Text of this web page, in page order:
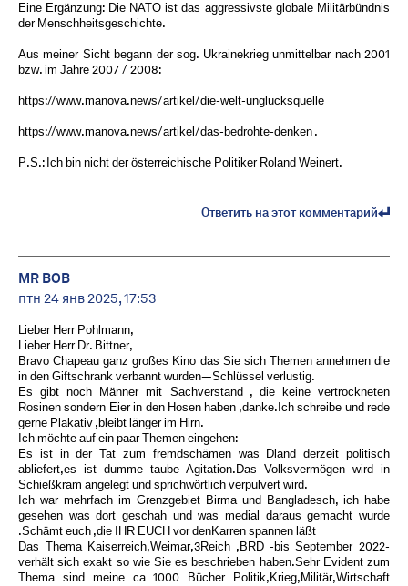
Eine Ergänzung: Die NATO ist das aggressivste globale Militärbündnis
der Menschheitsgeschichte.
Aus meiner Sicht begann der sog. Ukrainekrieg unmittelbar nach 2001
bzw. im Jahre 2007 / 2008:
https://www.manova.news/artikel/die-welt-unglucksquelle
https://www.manova.news/artikel/das-bedrohte-denken .
P.S.: Ich bin nicht der österreichische Politiker Roland Weinert.
Ответить на этот комментарий
MR BOB ️
птн 24 янв 2025, 17:53
Lieber Herr Pohlmann,
Lieber Herr Dr. Bittner,
Bravo Chapeau ganz großes Kino das Sie sich Themen annehmen die
in den Giftschrank verbannt wurden—Schlüssel verlustig.
Es gibt noch Männer mit Sachverstand , die keine vertrockneten
Rosinen sondern Eier in den Hosen haben ,danke.Ich schreibe und rede
gerne Plakativ ,bleibt länger im Hirn.
Ich möchte auf ein paar Themen eingehen:
Es ist in der Tat zum fremdschämen was Dland derzeit politisch
abliefert,es ist dumme taube Agitation.Das Volksvermögen wird in
Schießkram angelegt und sprichwörtlich verpulvert wird.
Ich war mehrfach im Grenzgebiet Birma und Bangladesch, ich habe
gesehen was dort geschah und was medial daraus gemacht wurde
.Schämt euch ,die IHR EUCH vor denKarren spannen läßt
Das Thema Kaiserreich,Weimar,3Reich ,BRD -bis September 2022-
verhält sich exakt so wie Sie es beschrieben haben.Sehr Evident zum
Thema sind meine ca 1000 Bücher Politik,Krieg,Militär,Wirtschaft